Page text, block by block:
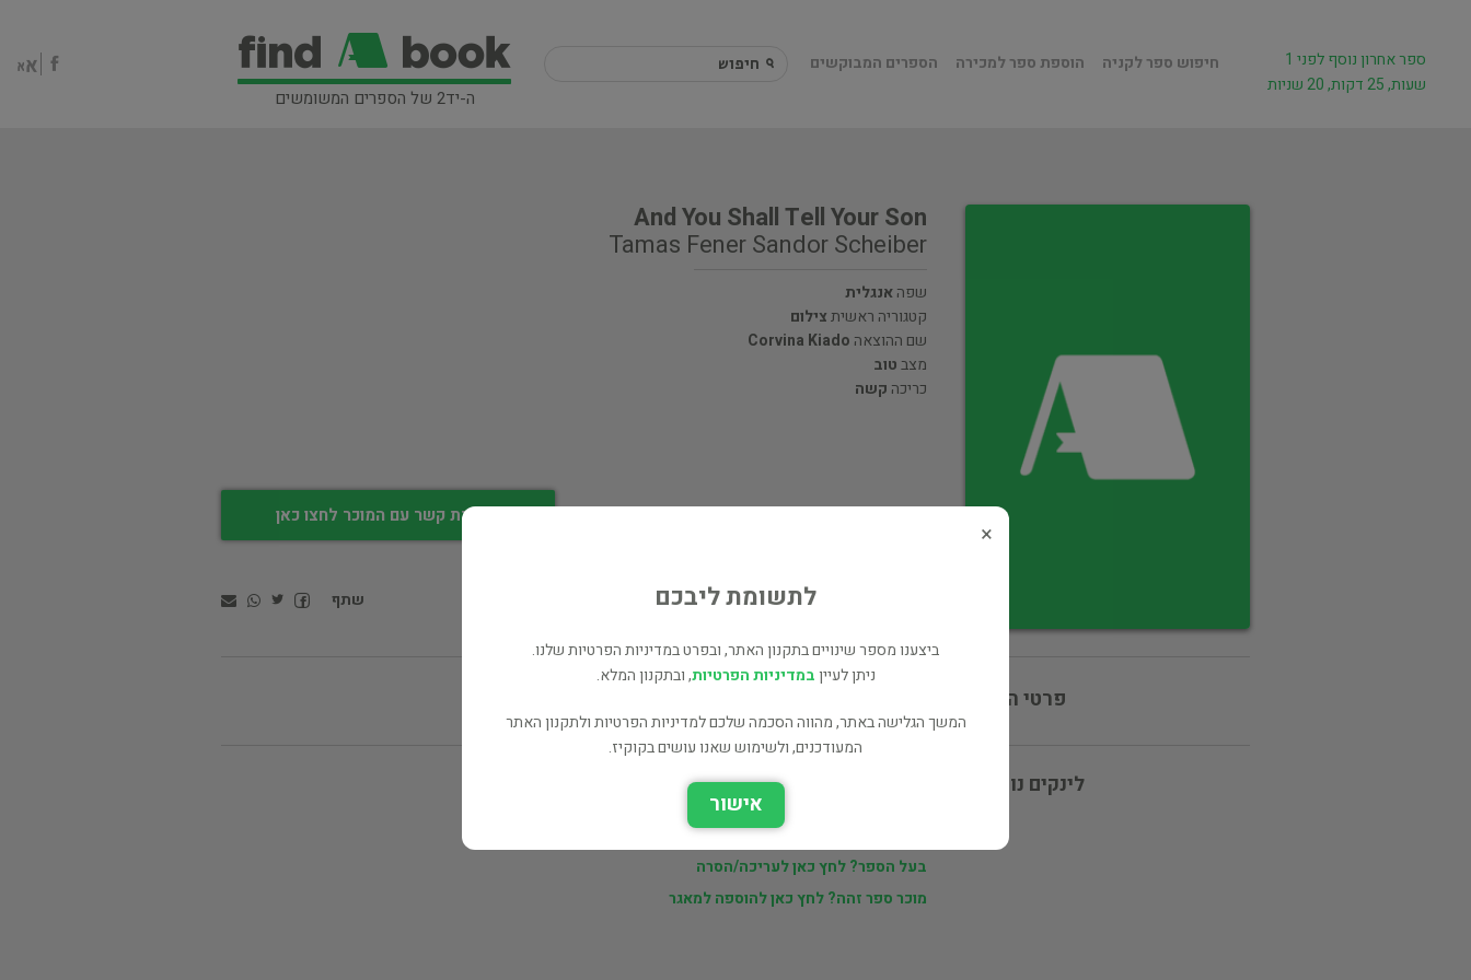
ה-יד2 של הספרים המשומשים
חיפוש ספר לקניה הוספת ספר למכירה הספרים המבוקשים
ספר אחרון נוסף לפני 1
שעות, 25 דקות, 20 שניות
And You Shall Tell Your Son
Tamas Fener Sandor Scheiber
שפהאנגלית
קטגוריה ראשיתצילום
שם ההוצאה Corvina Kiado
מצבטוב
כריכה קשה
ליצירת קשר עם המוכר לחצו כאן
שתף
פרטי המוכר
לינקים נוספים
ספרים נוספים למכירה של findabook.co.il
כל הספרים בקטגוריית צילום (561 כותרים)
בעל הספר? לחץ כאן לעריכה/הסרה
מוכר ספר זהה? לחץ כאן להוספה למאגר
×
לתשומת ליבכם
ביצענו מספר שינויים בתקנון האתר, ובפרט במדיניות הפרטיות שלנו.
ניתן לעייןבמדיניות הפרטיות, ובתקנון המלא.
המשך הגלישה באתר, מהווה הסכמה שלכם למדיניות הפרטיות ולתקנון האתר
המעודכנים, ולשימוש שאנו עושים בקוקיז.
אישור